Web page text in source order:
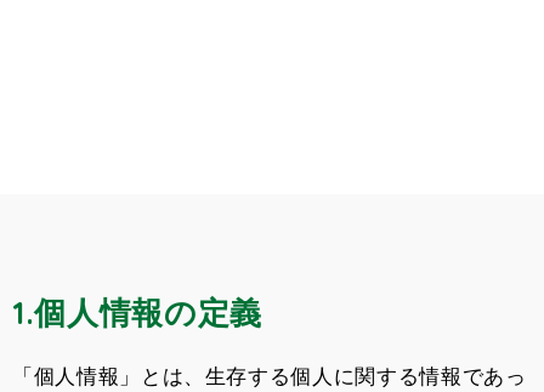
1.個人情報の定義
「個人情報」とは、生存する個人に関する情報であっ